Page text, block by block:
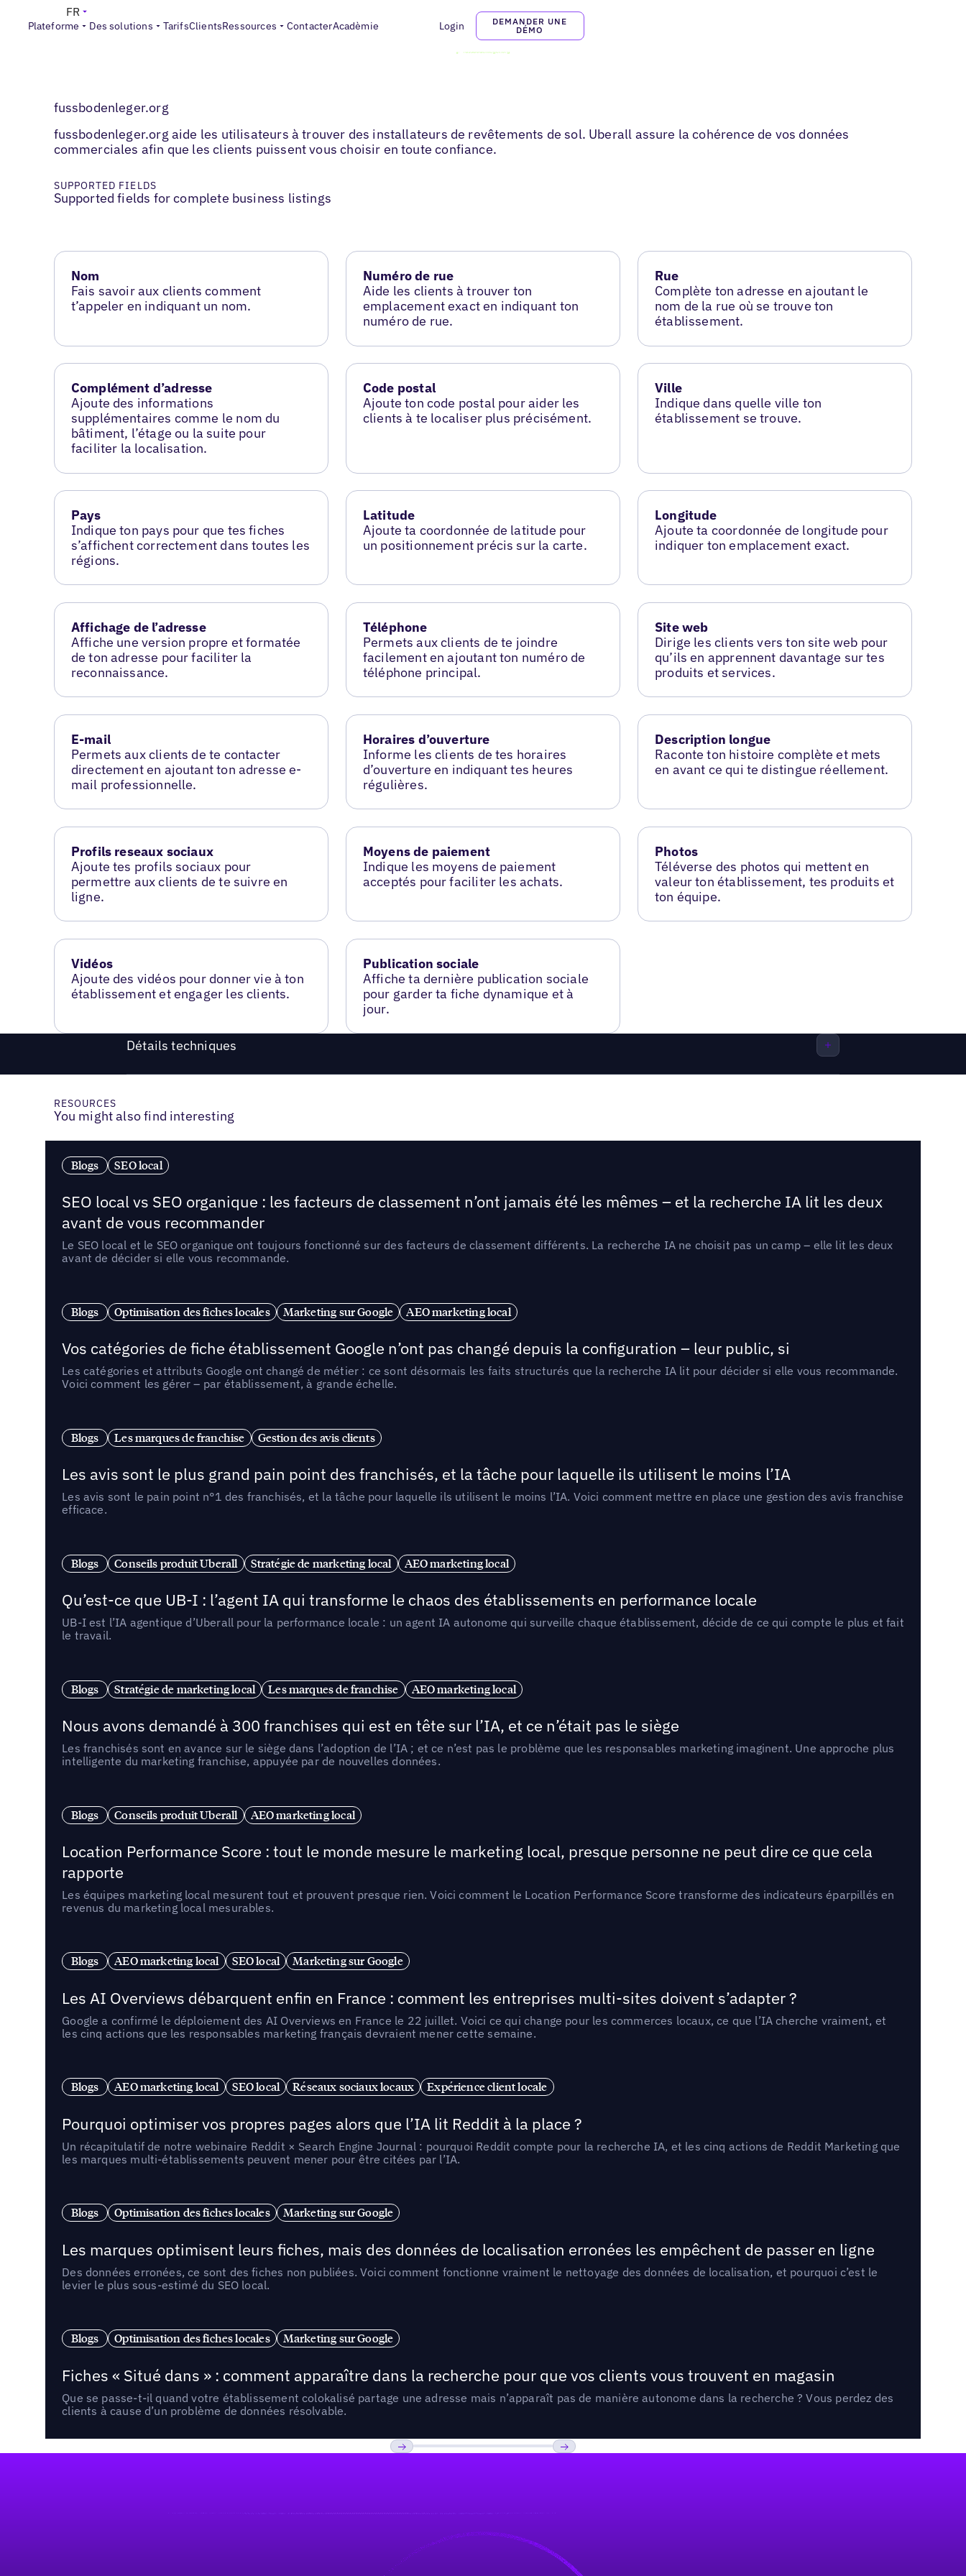
Plateforme Des solutions TarifsClientsRessources ContacterAcadèmie Login
DEMANDER UNE
DÉMO
FR
fussbodenleger.org
fussbodenleger.org aide les utilisateurs à trouver des installateurs de revêtements de sol. Uberall assure la cohérence de vos données
commerciales afin que les clients puissent vous choisir en toute confiance.
SUPPORTED FIELDS
Supported fields for complete business listings
Nom
Fais savoir aux clients comment
t’appeler en indiquant un nom.
Numéro de rue
Aide les clients à trouver ton
emplacement exact en indiquant ton
numéro de rue.
Rue
Complète ton adresse en ajoutant le
nom de la rue où se trouve ton
établissement.
Complément d’adresse
Ajoute des informations
supplémentaires comme le nom du
bâtiment, l’étage ou la suite pour
faciliter la localisation.
Code postal
Ajoute ton code postal pour aider les
clients à te localiser plus précisément.
Ville
Indique dans quelle ville ton
établissement se trouve.
Pays
Indique ton pays pour que tes fiches
s’affichent correctement dans toutes les
régions.
Latitude
Ajoute ta coordonnée de latitude pour
un positionnement précis sur la carte.
Longitude
Ajoute ta coordonnée de longitude pour
indiquer ton emplacement exact.
Affichage de l’adresse
Affiche une version propre et formatée
de ton adresse pour faciliter la
reconnaissance.
Téléphone
Permets aux clients de te joindre
facilement en ajoutant ton numéro de
téléphone principal.
Site web
Dirige les clients vers ton site web pour
qu’ils en apprennent davantage sur tes
produits et services.
E-mail
Permets aux clients de te contacter
directement en ajoutant ton adresse e-
mail professionnelle.
Horaires d’ouverture
Informe les clients de tes horaires
d’ouverture en indiquant tes heures
régulières.
Description longue
Raconte ton histoire complète et mets
en avant ce qui te distingue réellement.
Profils reseaux sociaux
Ajoute tes profils sociaux pour
permettre aux clients de te suivre en
ligne.
Moyens de paiement
Indique les moyens de paiement
acceptés pour faciliter les achats.
Photos
Téléverse des photos qui mettent en
valeur ton établissement, tes produits et
ton équipe.
Vidéos
Ajoute des vidéos pour donner vie à ton
établissement et engager les clients.
Publication sociale
Affiche ta dernière publication sociale
pour garder ta fiche dynamique et à
jour.
Détails techniques
RESOURCES
You might also find interesting
Blogs SEO local
SEO local vs SEO organique : les facteurs de classement n’ont jamais été les mêmes – et la recherche IA lit les deux
avant de vous recommander
Le SEO local et le SEO organique ont toujours fonctionné sur des facteurs de classement différents. La recherche IA ne choisit pas un camp – elle lit les deux
avant de décider si elle vous recommande.
Blogs Optimisation des fiches locales Marketing sur Google AEO marketing local
Vos catégories de fiche établissement Google n’ont pas changé depuis la configuration – leur public, si
Les catégories et attributs Google ont changé de métier : ce sont désormais les faits structurés que la recherche IA lit pour décider si elle vous recommande.
Voici comment les gérer – par établissement, à grande échelle.
Blogs Les marques de franchise Gestion des avis clients
Les avis sont le plus grand pain point des franchisés, et la tâche pour laquelle ils utilisent le moins l’IA
Les avis sont le pain point n°1 des franchisés, et la tâche pour laquelle ils utilisent le moins l’IA. Voici comment mettre en place une gestion des avis franchise
efficace.
Blogs Conseils produit Uberall Stratégie de marketing local AEO marketing local
Qu’est-ce que UB-I : l’agent IA qui transforme le chaos des établissements en performance locale
UB-I est l’IA agentique d’Uberall pour la performance locale : un agent IA autonome qui surveille chaque établissement, décide de ce qui compte le plus et fait
le travail.
Blogs Stratégie de marketing local Les marques de franchise AEO marketing local
Nous avons demandé à 300 franchises qui est en tête sur l’IA, et ce n’était pas le siège
Les franchisés sont en avance sur le siège dans l’adoption de l’IA ; et ce n’est pas le problème que les responsables marketing imaginent. Une approche plus
intelligente du marketing franchise, appuyée par de nouvelles données.
Blogs Conseils produit Uberall AEO marketing local
Location Performance Score : tout le monde mesure le marketing local, presque personne ne peut dire ce que cela
rapporte
Les équipes marketing local mesurent tout et prouvent presque rien. Voici comment le Location Performance Score transforme des indicateurs éparpillés en
revenus du marketing local mesurables.
Blogs AEO marketing local SEO local Marketing sur Google
Les AI Overviews débarquent enfin en France : comment les entreprises multi-sites doivent s’adapter ?
Google a confirmé le déploiement des AI Overviews en France le 22 juillet. Voici ce qui change pour les commerces locaux, ce que l’IA cherche vraiment, et
les cinq actions que les responsables marketing français devraient mener cette semaine.
Blogs AEO marketing local SEO local Réseaux sociaux locaux Expérience client locale
Pourquoi optimiser vos propres pages alors que l’IA lit Reddit à la place ?
Un récapitulatif de notre webinaire Reddit × Search Engine Journal : pourquoi Reddit compte pour la recherche IA, et les cinq actions de Reddit Marketing que
les marques multi-établissements peuvent mener pour être citées par l’IA.
Blogs Optimisation des fiches locales Marketing sur Google
Les marques optimisent leurs fiches, mais des données de localisation erronées les empêchent de passer en ligne
Des données erronées, ce sont des fiches non publiées. Voici comment fonctionne vraiment le nettoyage des données de localisation, et pourquoi c’est le
levier le plus sous-estimé du SEO local.
Blogs Optimisation des fiches locales Marketing sur Google
Fiches « Situé dans » : comment apparaître dans la recherche pour que vos clients vous trouvent en magasin
Que se passe-t-il quand votre établissement colokalisé partage une adresse mais n’apparaît pas de manière autonome dans la recherche ? Vous perdez des
clients à cause d’un problème de données résolvable.